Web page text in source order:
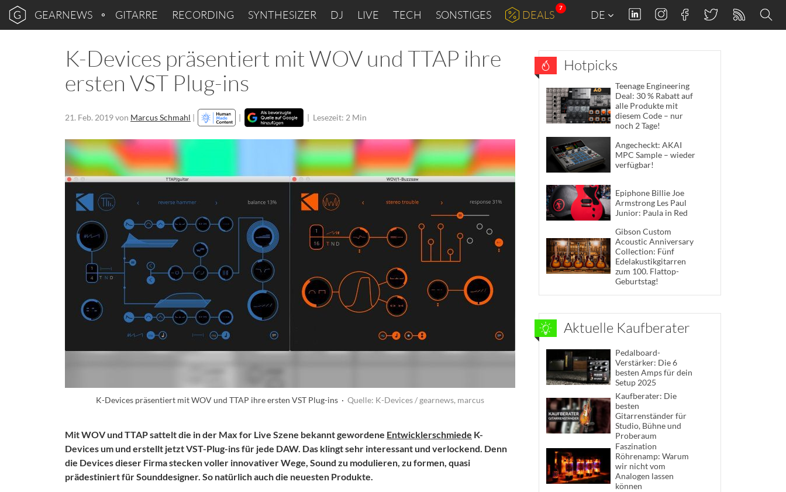
GEARNEWS GITARRE RECORDING SYNTHESIZER DJ LIVE TECH SONSTIGES DEALS
7
DE
K-Devices präsentiert mit WOV und TTAP ihre
ersten VST Plug-ins
21. Feb. 2019von Marcus Schmahl | | | Lesezeit: 2 Min
K-Devices präsentiert mit WOV und TTAP ihre ersten VST Plug-ins · Quelle: K-Devices / gearnews, marcus
Mit WOV und TTAP sattelt die in der Max for Live Szene bekannt gewordene Entwicklerschmiede K-
Devices um und erstellt jetzt VST-Plug-ins für jede DAW. Das klingt sehr interessant und verlockend. Denn
die Devices dieser Firma stecken voller innovativer Wege, Sound zu modulieren, zu formen, quasi
prädestiniert für Sounddesigner. So natürlich auch die neuesten Produkte.
Hotpicks
Teenage Engineering
Deal: 30 % Rabatt auf
alle Produkte mit
diesem Code – nur
noch 2 Tage!
Angecheckt: AKAI
MPC Sample – wieder
verfügbar!
Epiphone Billie Joe
Armstrong Les Paul
Junior: Paula in Red
Gibson Custom
Acoustic Anniversary
Collection: Fünf
Edelakustikgitarren
zum 100. Flattop-
Geburtstag!
Aktuelle Kaufberater
Pedalboard-
Verstärker: Die 6
besten Amps für dein
Setup 2025
Kaufberater: Die
besten
Gitarrenständer für
Studio, Bühne und
Proberaum
Faszination
Röhrenamp: Warum
wir nicht vom
Analogen lassen
können